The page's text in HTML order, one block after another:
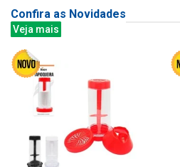
Confira as Novidades
Veja mais